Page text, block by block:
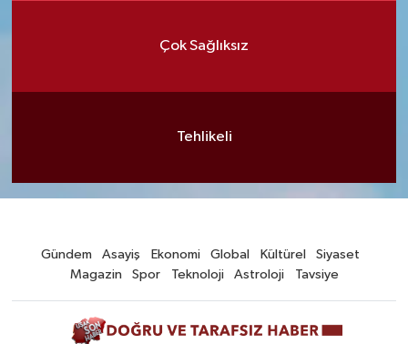
Çok Sağlıksız
Tehlikeli
Gündem Asayiş Ekonomi Global Kültürel
Siyaset
Magazin
Spor Teknoloji Astroloji Tavsiye